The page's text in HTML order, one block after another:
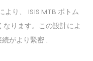
より、 ISIS MTB ボトム
ります。この設計によ
がより緊密...